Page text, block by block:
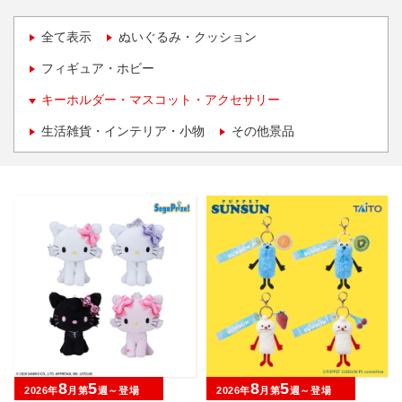
全て表示 ぬいぐるみ・クッション
フィギュア・ホビー
キーホルダー・マスコット・アクセサリー
生活雑貨・インテリア・小物 その他景品
2026年8月第5週～登場 2026年8月第5週～登場